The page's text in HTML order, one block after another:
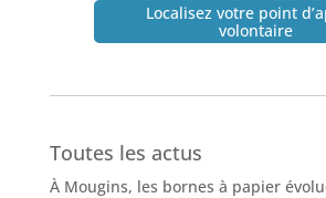
Localisez votre point
volontaire
Toutes les actus
À Mougins, les bornes à papier